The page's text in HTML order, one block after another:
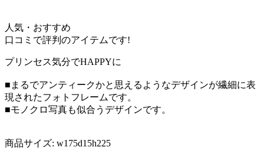
人気・おすすめ
口コミで評判のアイテムです!
プリンセス気分でHAPPYに
■まるでアンティークかと思えるようなデザインが繊細に表
現されたフォトフレームです。
■モノクロ写真も似合うデザインです。
商品サイズ: w175d15h225